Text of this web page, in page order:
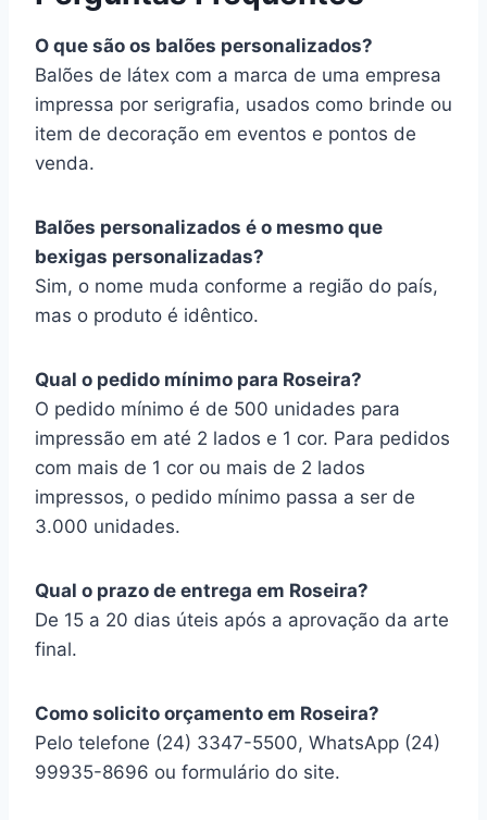
O que são os balões personalizados?
Balões de látex com a marca de uma empresa
impressa por serigrafia, usados como brinde ou
item de decoração em eventos e pontos de
venda.
Balões personalizados é o mesmo que
bexigas personalizadas?
Sim, o nome muda conforme a região do país,
mas o produto é idêntico.
Qual o pedido mínimo para Roseira?
O pedido mínimo é de 500 unidades para
impressão em até 2 lados e 1 cor. Para pedidos
com mais de 1 cor ou mais de 2 lados
impressos, o pedido mínimo passa a ser de
3.000 unidades.
Qual o prazo de entrega em Roseira?
De 15 a 20 dias úteis após a aprovação da arte
final.
Como solicito orçamento em Roseira?
Pelo telefone (24) 3347-5500, WhatsApp (24)
99935-8696 ou formulário do site.